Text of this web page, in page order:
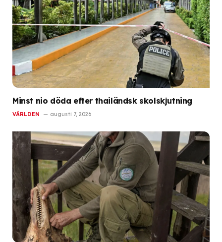
Minst nio döda efter thailändsk skolskjutning
VÄRLDEN augusti 7, 2026